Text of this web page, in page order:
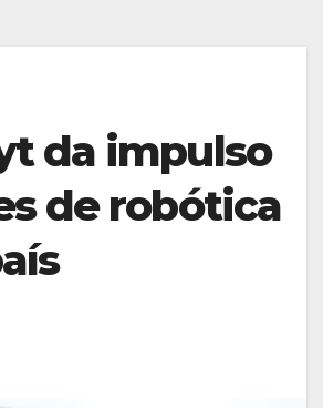
da impulso
de robótica